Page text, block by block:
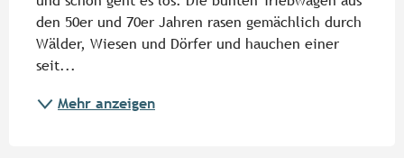
den 50er und 70er Jahren rasen gemächlich durch
Wälder, Wiesen und Dörfer und hauchen einer
seit...
Mehr anzeigen